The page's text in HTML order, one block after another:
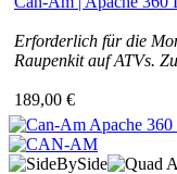
Erforderlich für die
Raupenkit auf ATVs.
189,00 €